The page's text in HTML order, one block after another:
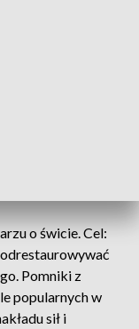
o świcie. Cel:
Pomniki z
popularnych w
sił i